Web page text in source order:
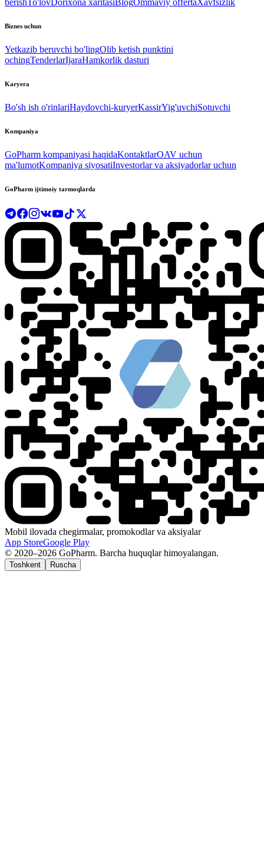
berishTo'lovDorixona xaritasiBlogOmmaviy offertaXavfsizlik
Biznes uchun
Yetkazib beruvchi bo'lingOlib ketish punktini
ochingTenderlarIjaraHamkorlik dasturi
Karyera
Bo'sh ish o'rinlariHaydovchi-kuryerKassirYig'uvchiSotuvchi
Kompaniya
GoPharm kompaniyasi haqidaKontaktlarOAV uchun
ma'lumotKompaniya siyosatiInvestorlar va aksiyadorlar uchun
GoPharm ijtimoiy tarmoqlarda
Mobil ilovada chegirmalar, promokodlar va aksiyalar
App StoreGoogle Play
© 2020–2026 GoPharm. Barcha huquqlar himoyalangan.
Toshkent Ruscha